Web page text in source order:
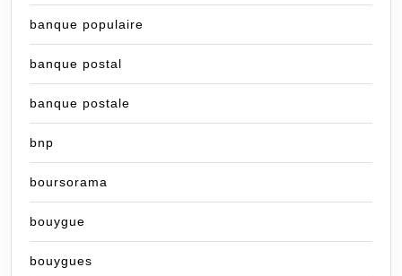
banque populaire
banque postal
banque postale
bnp
boursorama
bouygue
bouygues